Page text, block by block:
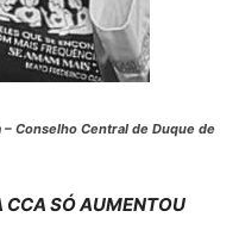
Conselho Central de Duque de
CCA SÓ AUMENTOU